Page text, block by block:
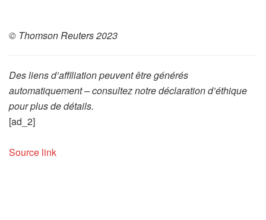
© Thomson Reuters 2023
Des liens d’affiliation peuvent être générés
automatiquement – consultez notre déclaration d’éthique
pour plus de détails.
[ad_2]
Source link